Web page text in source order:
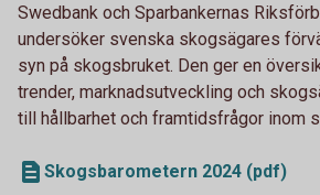
Swedbank och Sparbankernas
undersöker svenska skogsägares
syn på skogsbruket. Den ger en
trender, marknadsutveckling och
till hållbarhet och framtidsfrågor inom
Skogsbarometern 2024 (pdf)